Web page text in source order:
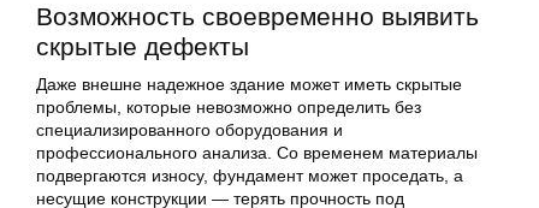
Возможность своевременно выявить
скрытые дефекты
Даже внешне надежное здание может иметь скрытые
проблемы, которые невозможно определить без
специализированного оборудования и
профессионального анализа. Со временем материалы
подвергаются износу, фундамент может проседать, а
несущие конструкции — терять прочность под